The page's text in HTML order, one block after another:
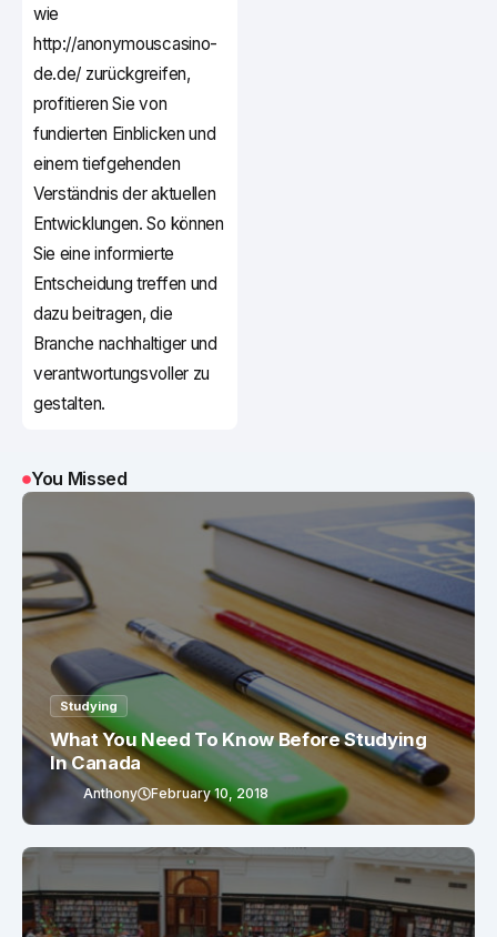
wie
http://anonymouscasino-
de.de/ zurückgreifen,
profitieren Sie von
fundierten Einblicken und
einem tiefgehenden
Verständnis der aktuellen
Entwicklungen. So können
Sie eine informierte
Entscheidung treffen und
dazu beitragen, die
Branche nachhaltiger und
verantwortungsvoller zu
gestalten.
You Missed
Studying
What You Need To Know Before Studying
In Canada
Anthony February 10, 2018